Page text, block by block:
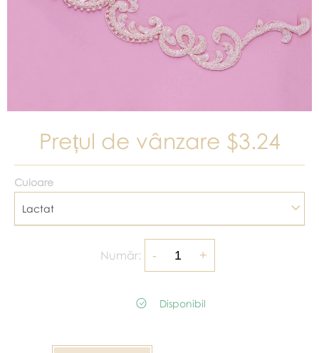
Prețul de vânzare $3.24
Culoare
Lactat
Număr:
Disponibil